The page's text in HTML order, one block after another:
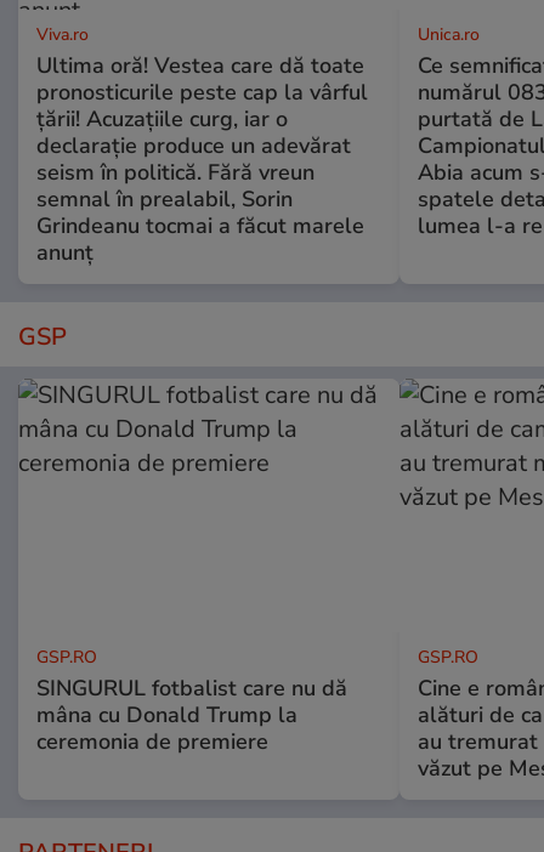
Viva.ro
Ultima oră! Vestea care dă toate
pronosticurile peste cap la vârful
țării! Acuzațiile curg, iar o
declarație produce un adevărat
seism în politică. Fără vreun
semnal în prealabil, Sorin
Grindeanu tocmai a făcut marele
anunț
Unica.ro
Ce
numărul
purtată de
Abia acum
spatele
lumea l-a
GSP
GSP.RO
SINGURUL fotbalist care nu dă
mâna cu Donald Trump la
ceremonia de premiere
GSP.RO
Cine e
alături de
au
văzut pe